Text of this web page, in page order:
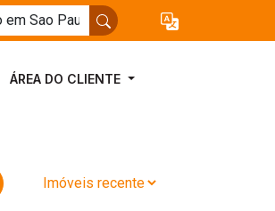
ÁREA DO CLIENTE